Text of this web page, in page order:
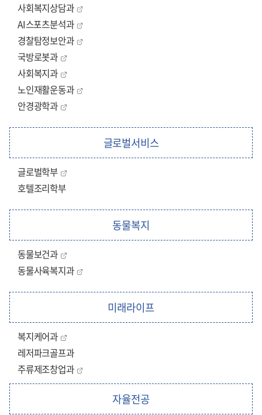
사회복지상담과
AI스포츠분석과
경찰탐정보안과
국방로봇과
사회복지과
노인재활운동과
안경광학과
글로벌서비스
글로벌학부
호텔조리학부
동물복지
동물보건과
동물사육복지과
미래라이프
복지케어과
레저파크골프과
주류제조창업과
자율전공